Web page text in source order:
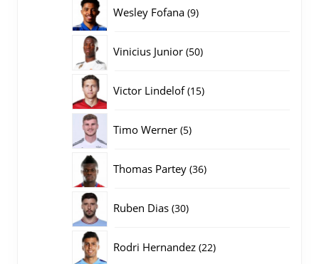
Wesley Fofana 99
Vinicius Junior 5050
Victor Lindelof 1515
Timo Werner 55
Thomas Partey 3636
Ruben Dias 3030
Rodri Hernandez 2222